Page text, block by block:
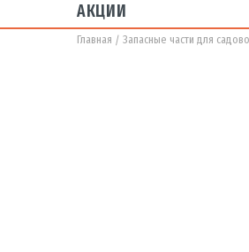
АКЦИИ
Главная Запасные части для